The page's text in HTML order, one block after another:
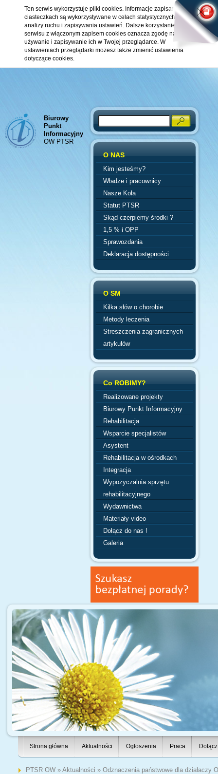
Ten serwis wykorzystuje pliki cookies. Informacje zapisane w
ciasteczkach są wykorzystywane w celach statystycznych,
analizy ruchu i zapisywania ustawień. Dalsze korzystanie z
serwisu z włączonym zapisem cookies oznacza zgodę na ich
używanie i zapisywanie ich w Twojej przeglądarce. W
ustawieniach przeglądarki możesz także zmienić ustawienia
dotyczące cookies.
Biurowy
Punkt
Informacyjny
OW PTSR
Search
O NAS
Kim jesteśmy?
Władze i pracownicy
Nasze Koła
Statut PTSR
Skąd czerpiemy środki ?
1,5 % i OPP
Sprawozdania
Deklaracja dostępności
O SM
Kilka słów o chorobie
Metody leczenia
Streszczenia zagranicznych
artykułów
Co ROBIMY?
Realizowane projekty
Biurowy Punkt Informacyjny
Rehabilitacja
Wsparcie specjalistów
Asystent
Rehabilitacja w ośrodkach
Integracja
Wypożyczalnia sprzętu
rehabilitacyjnego
Wydawnictwa
Materiały video
Dołącz do nas !
Galeria
Strona główna Aktualności Ogłoszenia Praca
PTSR OW» Aktualności » Odznaczenia państwowe dla działaczy